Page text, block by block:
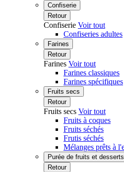
Confiserie
Retour
Confiserie Voir tout
Confiseries adultes
Farines
Retour
Farines Voir tout
Farines classiques
Farines spécifiques
Fruits secs
Retour
Fruits secs Voir tout
Fruits à coques
Fruits séchés
Frutis séchés
Mélanges prêts à
Purée de fruits et
Retour